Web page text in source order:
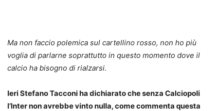
Ma non faccio polemica sul cartellino rosso, non ho più
voglia di parlarne soprattutto in questo momento dove il
calcio ha bisogno di rialzarsi.
Ieri Stefano Tacconi ha dichiarato che senza Calciopoli
l’Inter non avrebbe vinto nulla, come commenta questa